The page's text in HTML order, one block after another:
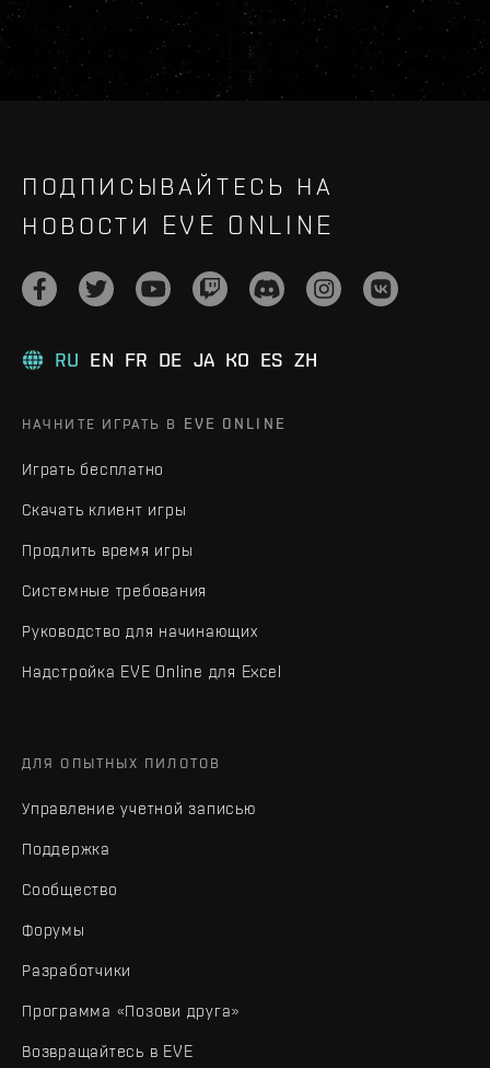
ПОДПИСЫВАЙТЕСЬ НА
НОВОСТИ EVE ONLINE
RU EN FR DE JA KO ES ZH
НАЧНИТЕ ИГРАТЬ В EVE ONLINE
Играть бесплатно
Скачать клиент игры
Продлить время игры
Системные требования
Руководство для начинающих
Надстройка EVE Online для Excel
ДЛЯ ОПЫТНЫХ ПИЛОТОВ
Управление учетной записью
Поддержка
Сообщество
Форумы
Разработчики
Программа «Позови друга»
Возвращайтесь в EVE